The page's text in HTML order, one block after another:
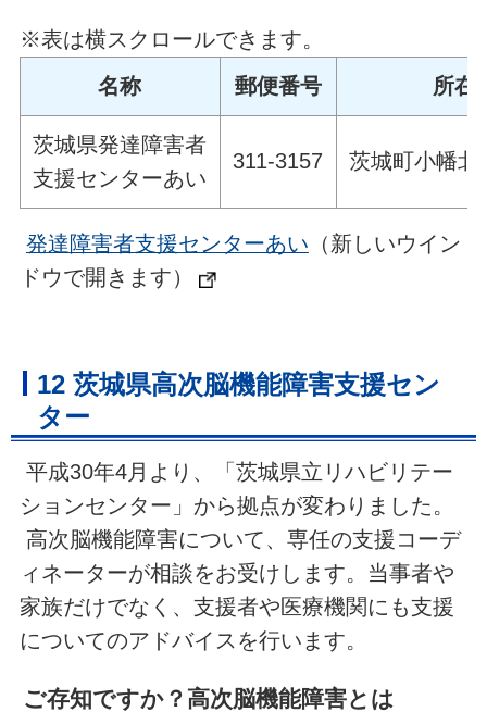
※表は横スクロールできます。
名称
郵便番号 所在
茨城県発達障害者
支援センターあい
311-3157 茨城町小幡北
発達障害者支援センターあい （新しいウイン
ドウで開きます）
12 茨城県高次脳機能障害支援セン
ター
平成30年4月より、「茨城県立リハビリテー
ションセンター」から拠点が変わりました。
高次脳機能障害について、専任の支援コーデ
ィネーターが相談をお受けします。当事者や
家族だけでなく、支援者や医療機関にも支援
についてのアドバイスを行います。
ご存知ですか？高次脳機能障害とは